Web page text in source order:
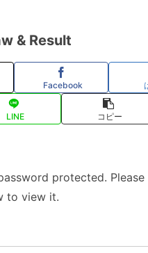
& Result
Facebook
LINE コピー
protected.
to view it.